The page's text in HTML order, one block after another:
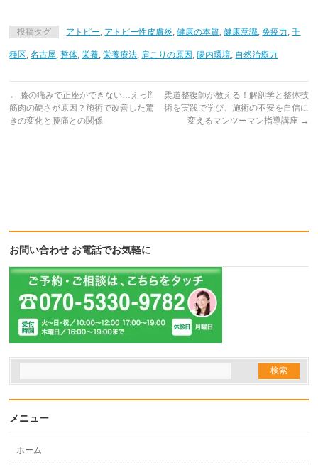
て
Twitter
共
有
ウ
ィ
ン
ド
ウ
る
ク
リ
て
く
だ
さ
い
ま
て
Google+
共
有
ウ
ィ
ン
ド
ウ
投稿タグ アトピー, アトピー性皮膚炎,健康の本質,健康意識,免疫力,千
種区,名古屋,整体,栄養,栄養療法, 肩こりの原因 , 腸内環境, 自然治癒力
← 膝の痛みで正座ができない…えっ⁉
筋肉の硬さが原因？施術で改善した驚
きの変化と腰痛との関係
柔道整復師が教える！解剖学と整体技
術を実践で学び、施術の不安を自信に
変えるマンツーマン指導講座 →
お問い合わせ お電話でお気軽に
メニュー
ホーム